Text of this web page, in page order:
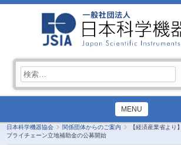
MENU
日本科学機器協会 関係団体からのご案内
【経済産業省より
プライチェーン立地補助金の公募開始